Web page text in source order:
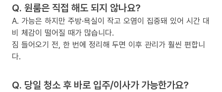
Q. 원룸은 직접 해도 되지 않나요?
A. 가능은 하지만 주방·욕실이 작고 오염이 집중돼 있어 시간 대
비 체감이 떨어질 때가 많습니다.
짐 들어오기 전, 한 번에 정리해 두면 이후 관리가 훨씬 편합니
다.
Q. 당일 청소 후 바로 입주/이사가 가능한가요?